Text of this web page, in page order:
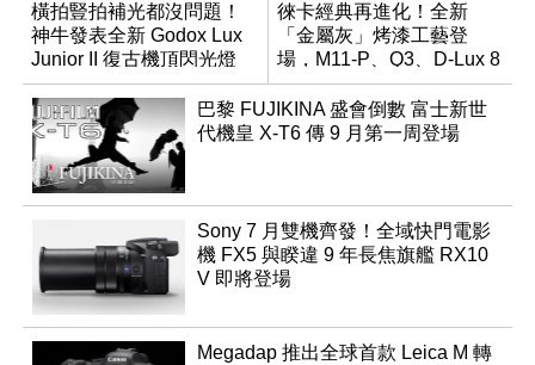
橫拍豎拍補光都沒問題！
神牛發表全新 Godox Lux
Junior II 復古機頂閃光燈
徠卡經典再進化！全新
「金屬灰」烤漆工藝登
場，M11-P、Q3、D-Lux 8
領銜換裝
巴黎 FUJIKINA 盛會倒數 富士新世
代機皇 X-T6 傳 9 月第一周登場
Sony 7 月雙機齊發！全域快門電影
機 FX5 與睽違 9 年長焦旗艦 RX10
V 即將登場
Megadap 推出全球首款 Leica M 轉